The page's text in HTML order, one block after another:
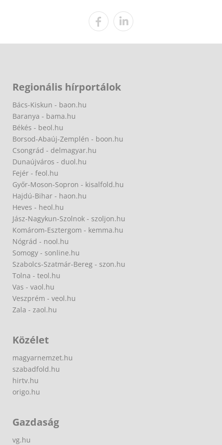
Regionális hírportálok
Bács-Kiskun - baon.hu
Baranya - bama.hu
Békés - beol.hu
Borsod-Abaúj-Zemplén - boon.hu
Csongrád - delmagyar.hu
Dunaújváros - duol.hu
Fejér - feol.hu
Győr-Moson-Sopron - kisalfold.hu
Hajdú-Bihar - haon.hu
Heves - heol.hu
Jász-Nagykun-Szolnok - szoljon.hu
Komárom-Esztergom - kemma.hu
Nógrád - nool.hu
Somogy - sonline.hu
Szabolcs-Szatmár-Bereg - szon.hu
Tolna - teol.hu
Vas - vaol.hu
Veszprém - veol.hu
Zala - zaol.hu
Közélet
magyarnemzet.hu
szabadfold.hu
hirtv.hu
origo.hu
Gazdaság
vg.hu